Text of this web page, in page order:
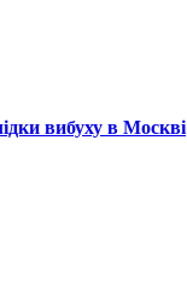
вибуху в Москві